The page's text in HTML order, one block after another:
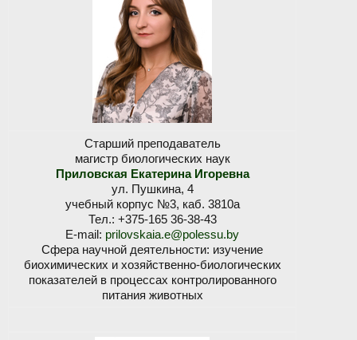
Старший преподаватель
магистр биологических наук
Приловская Екатерина Игоревна
ул. Пушкина, 4
учебный корпус №3, каб. 3810а
Тел.: +375-165 36-38-43
E-mail: prilovskaia.e@polessu.by
Сфера научной деятельности: изучение
биохимических и хозяйственно-биологических
показателей в процессах контролированного
питания животных